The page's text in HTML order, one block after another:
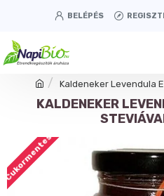
BELÉPÉS
Kaldeneker Levendula
KALDENEKER
Cukormentes